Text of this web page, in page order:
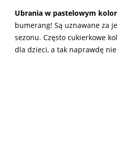
Ubrania w pastelowym
bumerang! Są uznawane za
sezonu. Często cukierkowe
dla dzieci, a tak naprawdę